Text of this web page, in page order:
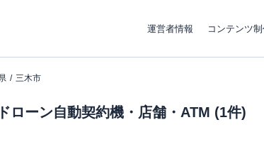
運営者情報 コンテンツ
三木市
ローン自動契約機・店舗・ATM (1件)